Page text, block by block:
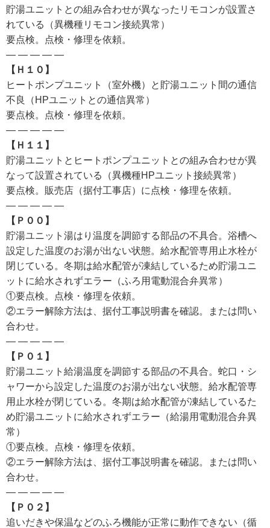
貯湯ユニットとの組み合わせが異なったリモコンが設置さ
れている（異機種リモコン接続異常）
要点検。点検・修理を依頼。
— — — — —
【Ｈ１０】
ヒートポンプユニット（室外機）と貯湯ユニット間の通信
不良（HPユニットとの通信異常）
要点検。点検・修理を依頼。
— — — — —
【Ｈ１１】
貯湯ユニットとヒートポンプユニットとの組み合わせが異
なって設置されている（異機種HPユニット接続異常）
要点検。販売店（据付工事店）に点検・修理を依頼。
— — — — —
【Ｐ００】
貯湯ユニット湯はり温度を調節する部品の不具合。浴槽へ
設定した温度のお湯が出ない状態。給水配管専用止水栓が
閉じている。冬期は給水配管が凍結しているため貯湯ユニ
ットに給水されずエラー（ふろ用電動混合弁異常）
①要点検。点検・修理を依頼。
②エラー解除方法は、据付工事説明書を確認。または問い
合わせ。
— — — — —
【Ｐ０１】
貯湯ユニット給湯温度を調節する部品の不具合。蛇口・シ
ャワーから設定した温度のお湯が出ない状態。給水配管専
用止水栓が閉じている。冬期は給水配管が凍結しているた
め貯湯ユニットに給水されずエラー（給湯用電動混合弁異
常）
①要点検。点検・修理を依頼。
②エラー解除方法は、据付工事説明書を確認。または問い
合わせ。
— — — — —
【Ｐ０２】
追いだきや保温などのふろ機能が正常に動作できない（循